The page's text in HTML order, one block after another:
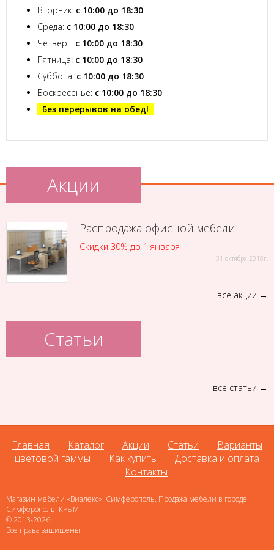
Вторник: с 10:00 до 18:30
Среда: с 10:00 до 18:30
Четверг: с 10:00 до 18:30
Пятница: с 10:00 до 18:30
Суббота: с 10:00 до 18:30
Воскресенье: с 10:00 до 18:30
Без перерывов на обед!
Акции
Распродажа офисной мебели
Скидки 30% до 1 января
31 октября 2018г.
все акции
Статьи
все статьи
Главная Каталог Акции Статьи
Варианты
цветовой гаммы
Как купить
Доставка и оплата
Контакты
Магазин мебели «Виалекс». Симферополь. Продажа мебели в городе
Симферополь. КРЫМ.
© 2013-2026
Все права защищены